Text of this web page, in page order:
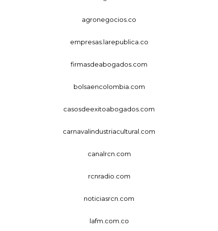
agronegocios.co
empresas.larepublica.co
firmasdeabogados.com
bolsaencolombia.com
casosdeexitoabogados.com
carnavalindustriacultural.com
canalrcn.com
rcnradio.com
noticiasrcn.com
lafm.com.co